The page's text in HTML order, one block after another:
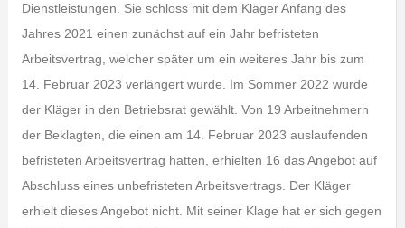
Dienstleistungen. Sie schloss mit dem Kläger Anfang des
Jahres 2021 einen zunächst auf ein Jahr befristeten
Arbeitsvertrag, welcher später um ein weiteres Jahr bis zum
14. Februar 2023 verlängert wurde. Im Sommer 2022 wurde
der Kläger in den Betriebsrat gewählt. Von 19 Arbeitnehmern
der Beklagten, die einen am 14. Februar 2023 auslaufenden
befristeten Arbeitsvertrag hatten, erhielten 16 das Angebot auf
Abschluss eines unbefristeten Arbeitsvertrags. Der Kläger
erhielt dieses Angebot nicht. Mit seiner Klage hat er sich gegen